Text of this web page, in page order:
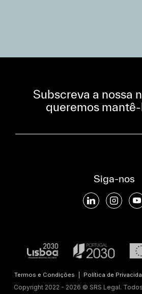
Subscreva a nossa
queremos
Subscreva a nossa Newsletter
Siga-nos
Termos e Condições Política de
Copyright 2022 - 2026 © SRS Legal.